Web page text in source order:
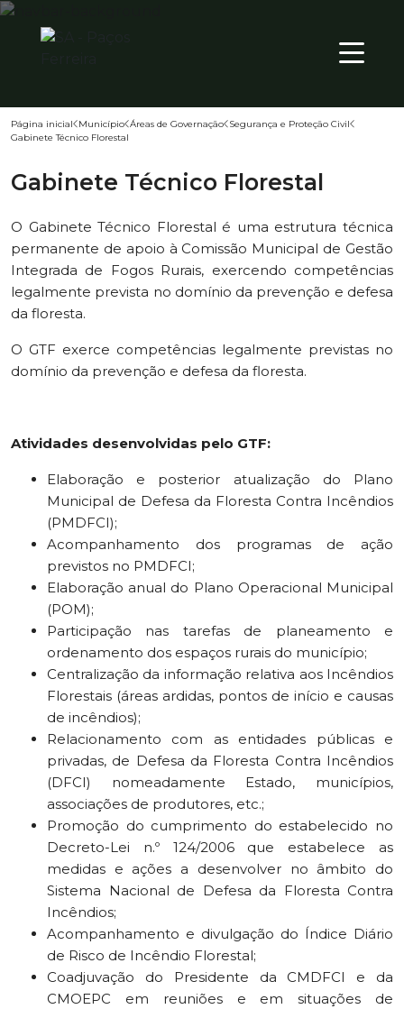
Território
Município
Atualidade
29º PT
Página inicial Município Áreas de Governação Segurança e Proteção Civil
Gabinete Técnico Florestal
Gabinete Técnico Florestal
O Gabinete Técnico Florestal é uma estrutura técnica
permanente de apoio à Comissão Municipal de Gestão
Integrada de Fogos Rurais, exercendo competências
legalmente prevista no domínio da prevenção e defesa
da floresta.
O GTF exerce competências legalmente previstas no
domínio da prevenção e defesa da floresta.
Atividades desenvolvidas pelo GTF:
Elaboração e posterior atualização do Plano
Municipal de Defesa da Floresta Contra Incêndios
(PMDFCI);
Acompanhamento dos programas de ação
previstos no PMDFCI;
Elaboração anual do Plano Operacional Municipal
(POM);
Participação nas tarefas de planeamento e
ordenamento dos espaços rurais do município;
Centralização da informação relativa aos Incêndios
Florestais (áreas ardidas, pontos de início e causas
de incêndios);
Relacionamento com as entidades públicas e
privadas, de Defesa da Floresta Contra Incêndios
(DFCI) nomeadamente Estado, municípios,
associações de produtores, etc.;
Promoção do cumprimento do estabelecido no
Decreto-Lei n.º 124/2006 que estabelece as
medidas e ações a desenvolver no âmbito do
Sistema Nacional de Defesa da Floresta Contra
Incêndios;
Acompanhamento e divulgação do Índice Diário
de Risco de Incêndio Florestal;
Coadjuvação do Presidente da CMDFCI e da
CMOEPC em reuniões e em situações de